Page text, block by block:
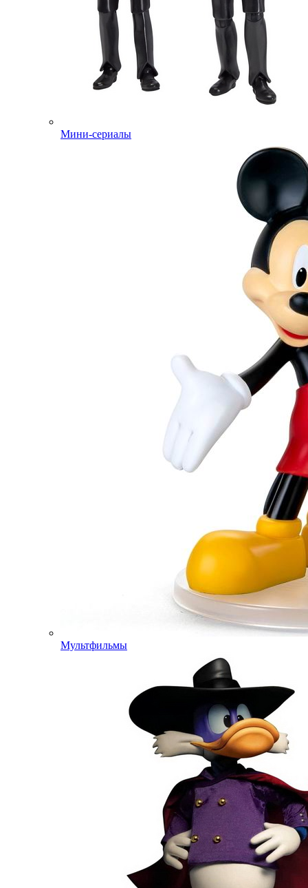
Мини-сериалы
Мультфильмы